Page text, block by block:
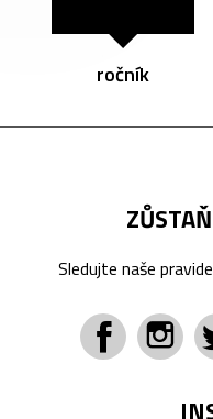
ročník
Sledujte naše